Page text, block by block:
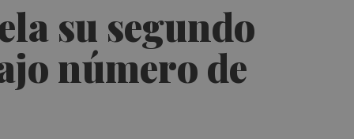
su segundo
número de